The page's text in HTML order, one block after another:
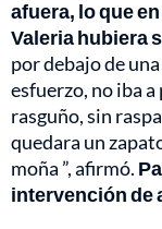
afuera, lo que
Valeria hubiera
por debajo de
esfuerzo, no iba
rasguño, sin
quedara un
moña ”, afirmó.
intervención de